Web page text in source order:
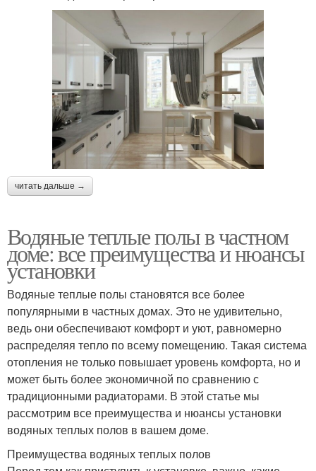
читать дальше →
Водяные теплые полы в частном
доме: все преимущества и нюансы
установки
Водяные теплые полы становятся все более
популярными в частных домах. Это не удивительно,
ведь они обеспечивают комфорт и уют, равномерно
распределяя тепло по всему помещению. Такая система
отопления не только повышает уровень комфорта, но и
может быть более экономичной по сравнению с
традиционными радиаторами. В этой статье мы
рассмотрим все преимущества и нюансы установки
водяных теплых полов в вашем доме.
Преимущества водяных теплых полов